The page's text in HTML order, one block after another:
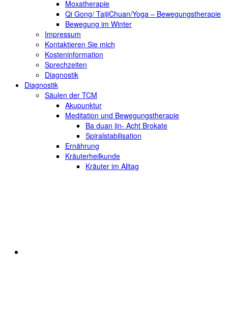
Moxatherapie
Qi Gong/ TaijiChuan/Yoga – Bewegungstherapie
Bewegung im Winter
Impressum
Kontaktieren Sie mich
Kosteninformation
Sprechzeiten
Diagnostik
Diagnostik
Säulen der TCM
Akupunktur
Meditation und Bewegungstherapie
Ba duan jin- Acht Brokate
Spiralstabilisation
Ernährung
Kräuterheilkunde
Kräuter im Alltag